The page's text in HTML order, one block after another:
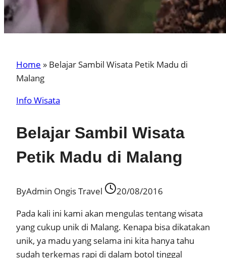
Home » Belajar Sambil Wisata Petik Madu di
Malang
Info Wisata
Belajar Sambil Wisata
Petik Madu di Malang
ByAdmin Ongis Travel
20/08/2016
Pada kali ini kami akan mengulas tentang wisata
yang cukup unik di Malang. Kenapa bisa dikatakan
unik, ya madu yang selama ini kita hanya tahu
sudah terkemas rapi di dalam botol tinggal